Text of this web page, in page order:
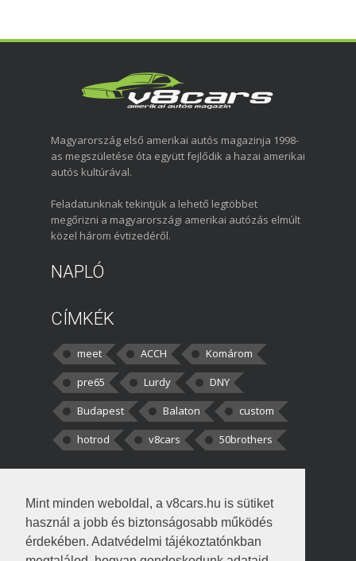
Mint minden weboldal, a v8cars.hu is sütiket
használ a jobb és biztonságosabb működés
érdekében. Adatvédelmi tájékoztatónkban
Magyarország első amerikai autós magazinja 1998-
as megszületése óta együtt fejlődik a hazai amerikai
autós kultúrával.
Feladatunknak tekintjük a lehető legtöbbet
megőrizni a magyarországi amerikai autózás elmúlt
közel három évtizedéről.
NAPLÓ
CÍMKÉK
meet ACCH
Komárom
pre65
Lurdy
DNY
Budapest
Balaton
custom
hotrod
v8cars 50brothers
kortisz:Elszúrtam! Én csak két
darabbaal számoltam. Nem tudtam, hogy fél autót,